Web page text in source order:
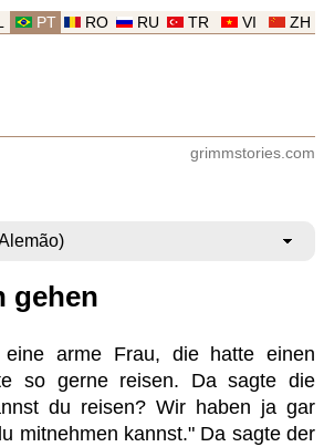
ZH
VI
TR
RU
RO
PT
grimmstories.com
gehen
arme Frau, die hatte einen
so gerne reisen. Da sagte die
du reisen? Wir haben ja gar
mitnehmen kannst." Da sagte der